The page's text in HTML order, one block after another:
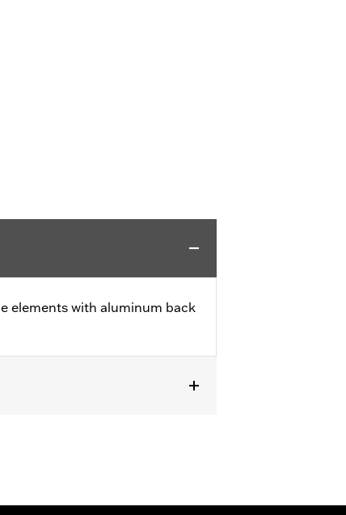
elements with aluminum back